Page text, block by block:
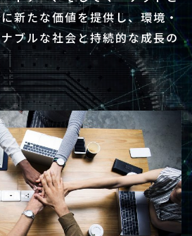
新たな価値を提供し、環境・
ブルな社会と持続的な成長の